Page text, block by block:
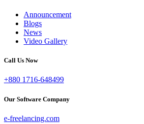
Announcement
Blogs
News
Video Gallery
Call Us Now
+880 1716-648499
Our Software Company
e-freelancing.com